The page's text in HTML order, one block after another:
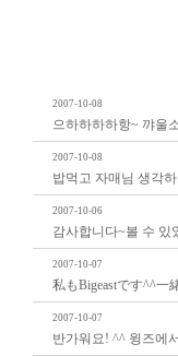
2007-10-08
으하하하하항~ 꺄울
2007-10-08
밥먹고 자매님 생각
2007-10-06
감사합니다~볼 수 있
2007-10-07
私もBigeastです^^一
2007-10-07
반가워요! ^^ 윙즈에